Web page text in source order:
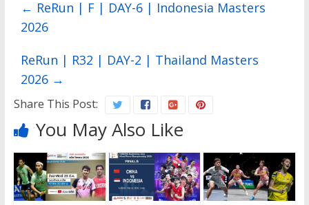
← ReRun | F | DAY-6 | Indonesia Masters
2026
ReRun | R32 | DAY-2 | Thailand Masters
2026 →
Share This Post:
You May Also Like